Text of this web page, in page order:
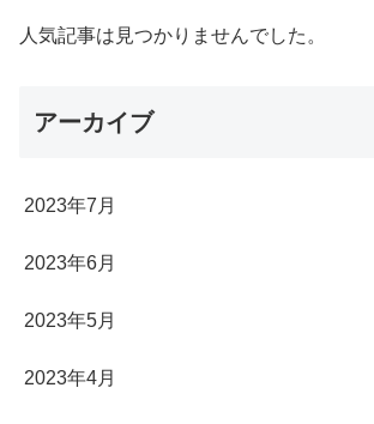
人気記事は見つかりませんでした。
アーカイブ
2023年7月
2023年6月
2023年5月
2023年4月